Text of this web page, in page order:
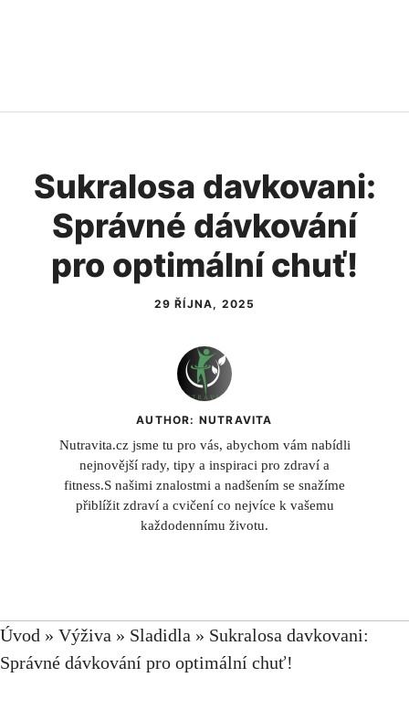
Sukralosa davkovani:
Správné dávkování
pro optimální chuť!
29 ŘÍJNA, 2025
AUTHOR: NUTRAVITA
Nutravita.cz jsme tu pro vás, abychom vám nabídli
nejnovější rady, tipy a inspiraci pro zdraví a
fitness.S našimi znalostmi a nadšením se snažíme
přiblížit zdraví a cvičení co nejvíce k vašemu
každodennímu životu.
Úvod » Výživa » Sladidla » Sukralosa davkovani:
Správné dávkování pro optimální chuť!